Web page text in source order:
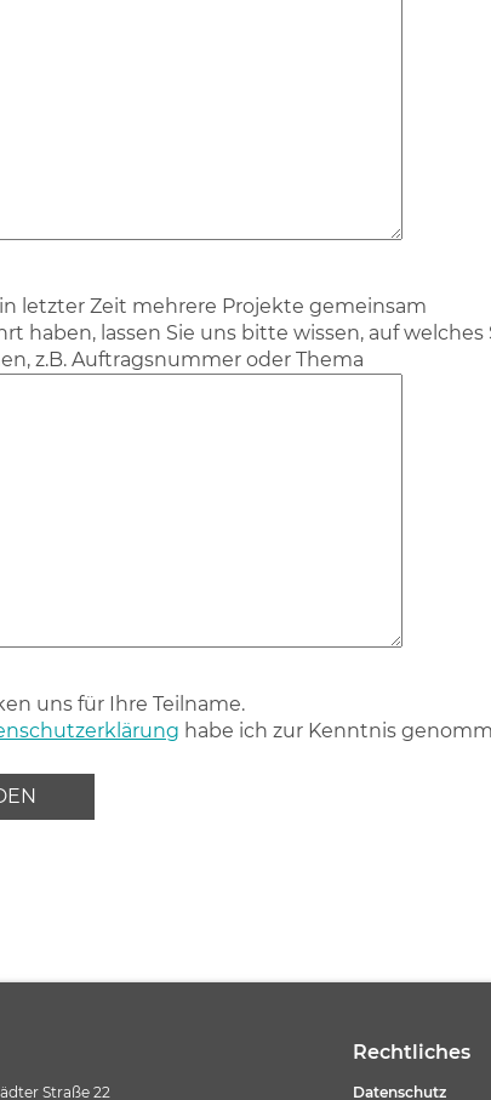
letzter Zeit mehrere Projekte gemeinsam
haben, lassen Sie uns bitte wissen, auf welches
z.B. Auftragsnummer oder Thema
uns für Ihre Teilname.
habe ich zur Kenntnis
Straße 22
Rechtliches
Datenschutz